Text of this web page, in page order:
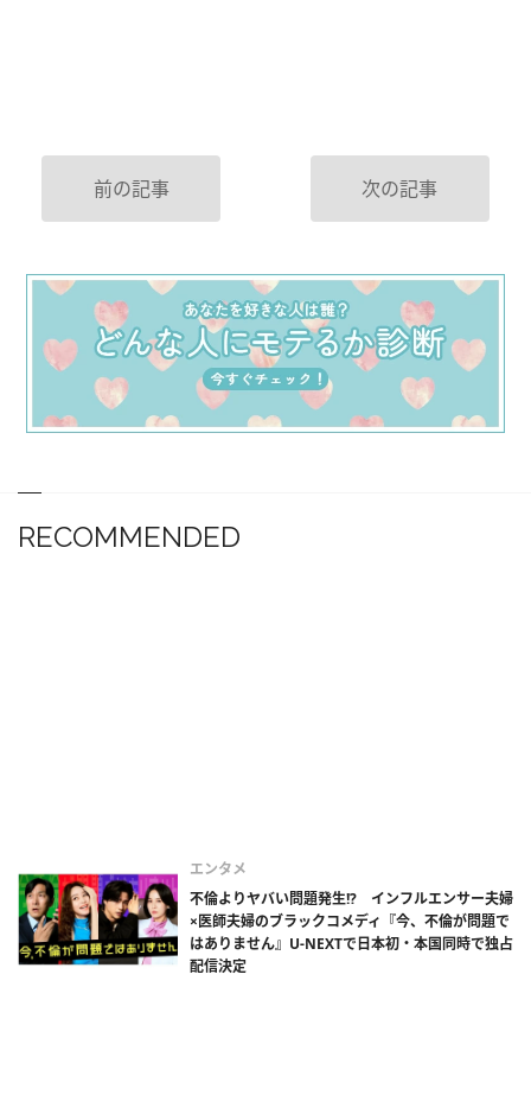
前の記事 次の記事
RECOMMENDED
エンタメ
不倫よりヤバい問題発生!? インフルエンサー夫婦
×医師夫婦のブラックコメディ『今、不倫が問題で
はありません』U-NEXTで日本初・本国同時で独占
配信決定